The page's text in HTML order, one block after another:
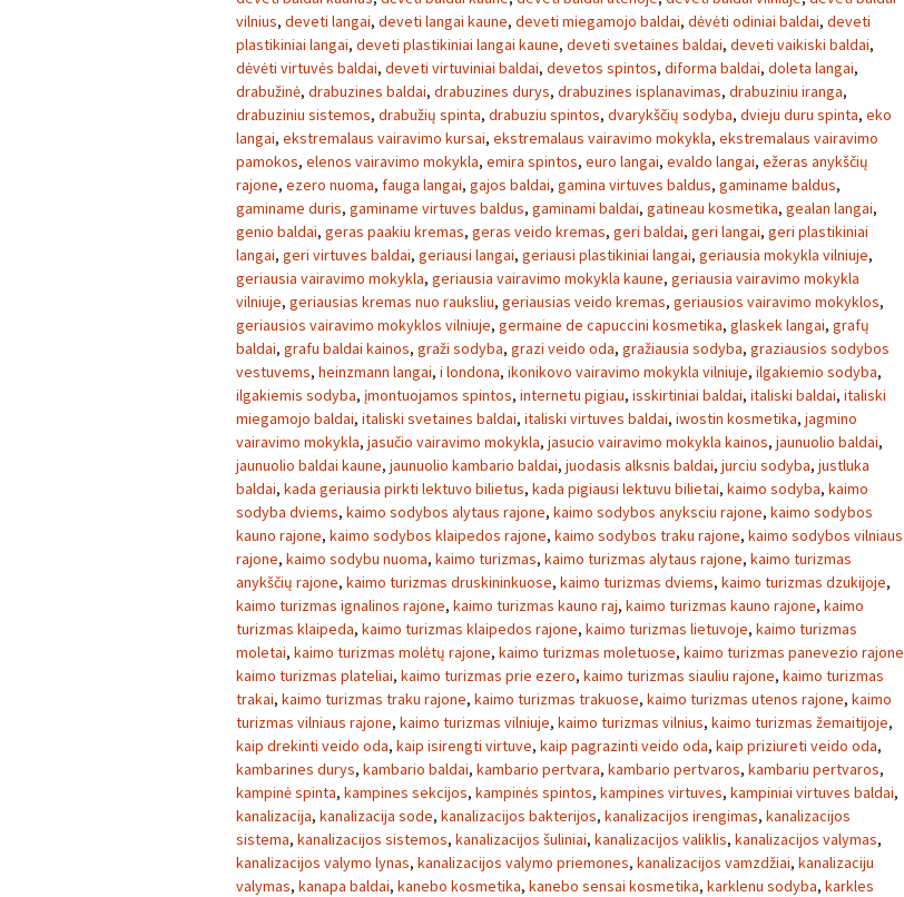
vilnius, deveti langai, deveti langai kaune, deveti miegamojo baldai, dėvėti odiniai baldai, deveti
plastikiniai langai, deveti plastikiniai langai kaune, deveti svetaines baldai, deveti vaikiski baldai,
dėvėti virtuvės baldai, deveti virtuviniai baldai, devetos spintos, diforma baldai, doleta langai,
drabužinė, drabuzines baldai, drabuzines durys, drabuzines isplanavimas, drabuziniu iranga,
drabuziniu sistemos, drabužių spinta, drabuziu spintos, dvarykščių sodyba, dvieju duru spinta, eko
langai, ekstremalaus vairavimo kursai, ekstremalaus vairavimo mokykla, ekstremalaus vairavimo
pamokos, elenos vairavimo mokykla, emira spintos, euro langai, evaldo langai, ežeras anykščių
rajone, ezero nuoma, fauga langai, gajos baldai, gamina virtuves baldus, gaminame baldus,
gaminame duris, gaminame virtuves baldus, gaminami baldai, gatineau kosmetika, gealan langai,
genio baldai, geras paakiu kremas, geras veido kremas, geri baldai, geri langai, geri plastikiniai
langai, geri virtuves baldai, geriausi langai, geriausi plastikiniai langai, geriausia mokykla vilniuje,
geriausia vairavimo mokykla, geriausia vairavimo mokykla kaune, geriausia vairavimo mokykla
vilniuje, geriausias kremas nuo rauksliu, geriausias veido kremas, geriausios vairavimo mokyklos,
geriausios vairavimo mokyklos vilniuje, germaine de capuccini kosmetika, glaskek langai, grafų
baldai, grafu baldai kainos, graži sodyba, grazi veido oda, gražiausia sodyba, graziausios sodybos
vestuvems, heinzmann langai, i londona, ikonikovo vairavimo mokykla vilniuje, ilgakiemio sodyba,
ilgakiemis sodyba, įmontuojamos spintos, internetu pigiau, isskirtiniai baldai, italiski baldai, italiski
miegamojo baldai, italiski svetaines baldai, italiski virtuves baldai, iwostin kosmetika, jagmino
vairavimo mokykla, jasučio vairavimo mokykla, jasucio vairavimo mokykla kainos, jaunuolio baldai,
jaunuolio baldai kaune, jaunuolio kambario baldai, juodasis alksnis baldai, jurciu sodyba, justluka
baldai, kada geriausia pirkti lektuvo bilietus, kada pigiausi lektuvu bilietai, kaimo sodyba, kaimo
sodyba dviems, kaimo sodybos alytaus rajone, kaimo sodybos anyksciu rajone, kaimo sodybos
kauno rajone, kaimo sodybos klaipedos rajone, kaimo sodybos traku rajone, kaimo sodybos vilniaus
rajone, kaimo sodybu nuoma, kaimo turizmas, kaimo turizmas alytaus rajone, kaimo turizmas
anykščių rajone, kaimo turizmas druskininkuose, kaimo turizmas dviems, kaimo turizmas dzukijoje,
kaimo turizmas ignalinos rajone, kaimo turizmas kauno raj, kaimo turizmas kauno rajone, kaimo
turizmas klaipeda, kaimo turizmas klaipedos rajone, kaimo turizmas lietuvoje, kaimo turizmas
moletai, kaimo turizmas molėtų rajone, kaimo turizmas moletuose, kaimo turizmas panevezio rajone
kaimo turizmas plateliai, kaimo turizmas prie ezero, kaimo turizmas siauliu rajone, kaimo turizmas
trakai, kaimo turizmas traku rajone, kaimo turizmas trakuose, kaimo turizmas utenos rajone, kaimo
turizmas vilniaus rajone, kaimo turizmas vilniuje, kaimo turizmas vilnius, kaimo turizmas žemaitijoje,
kaip drekinti veido oda, kaip isirengti virtuve, kaip pagrazinti veido oda, kaip priziureti veido oda,
kambarines durys, kambario baldai, kambario pertvara, kambario pertvaros, kambariu pertvaros,
kampinė spinta, kampines sekcijos, kampinės spintos, kampines virtuves, kampiniai virtuves baldai,
kanalizacija, kanalizacija sode, kanalizacijos bakterijos, kanalizacijos irengimas, kanalizacijos
sistema, kanalizacijos sistemos, kanalizacijos šuliniai, kanalizacijos valiklis, kanalizacijos valymas,
kanalizacijos valymo lynas, kanalizacijos valymo priemones, kanalizacijos vamzdžiai, kanalizaciju
valymas, kanapa baldai, kanebo kosmetika, kanebo sensai kosmetika, karklenu sodyba, karkles